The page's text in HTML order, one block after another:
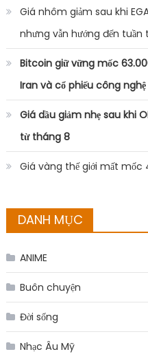
Giá nhôm giảm sau khi
nhưng vẫn hướng đến tuần
Bitcoin giữ vững mốc
Iran và cổ phiếu công nghệ
Giá dầu giảm nhẹ sau khi
từ tháng 8
Giá vàng thế giới mất mốc
DANH MỤC
ANIME
Buôn chuyện
Đời sống
Nhạc Âu Mỹ